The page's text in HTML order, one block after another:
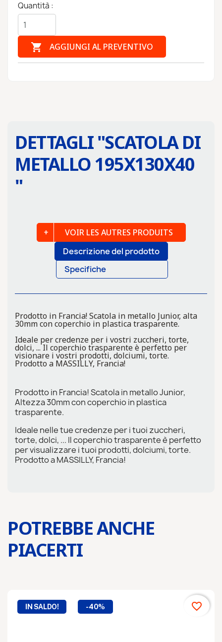
Quantità :
 AGGIUNGI AL PREVENTIVO
DETTAGLI "SCATOLA DI
METALLO 195X130X40
"
Descrizione del prodotto
Specifiche
VOIR LES AUTRES PRODUITS
Prodotto in Francia! Scatola in metallo Junior, alta
30mm con coperchio in plastica trasparente.
Ideale per credenze per i vostri zuccheri, torte,
dolci, ... Il coperchio trasparente è perfetto per
visionare i vostri prodotti, dolciumi, torte.
Prodotto a MASSILLY, Francia!
Prodotto in Francia! Scatola in metallo Junior,
Altezza 30mm con coperchio in plastica
trasparente.
Ideale nelle tue credenze per i tuoi zuccheri,
torte, dolci, ... Il coperchio trasparente è perfetto
per visualizzare i tuoi prodotti, dolciumi, torte.
Prodotto a MASSILLY, Francia!
POTREBBE ANCHE
PIACERTI
IN SALDO! -40% favorite_border